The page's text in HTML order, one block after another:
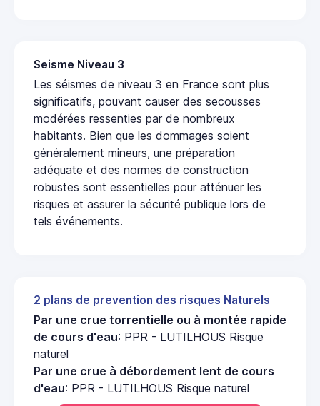
Seisme Niveau 3
Les séismes de niveau 3 en France sont plus
significatifs, pouvant causer des secousses
modérées ressenties par de nombreux
habitants. Bien que les dommages soient
généralement mineurs, une préparation
adéquate et des normes de construction
robustes sont essentielles pour atténuer les
risques et assurer la sécurité publique lors de
tels événements.
2 plans de prevention des risques Naturels
Par une crue torrentielle ou à montée rapide
de cours d'eau: PPR - LUTILHOUS Risque
naturel
Par une crue à débordement lent de cours
d'eau: PPR - LUTILHOUS Risque naturel